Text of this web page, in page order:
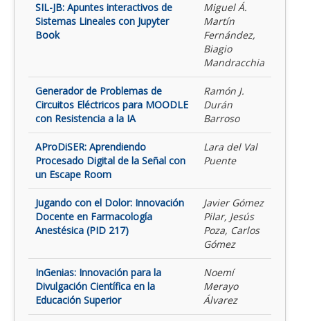
SIL-JB: Apuntes interactivos de
Sistemas Lineales con Jupyter
Book
Miguel Á.
Martín
Fernández,
Biagio
Mandracchia
Generador de Problemas de
Circuitos Eléctricos para MOODLE
con Resistencia a la IA
Ramón J.
Durán
Barroso
AProDiSER: Aprendiendo
Procesado Digital de la Señal con
un Escape Room
Lara del Val
Puente
Jugando con el Dolor: Innovación
Docente en Farmacología
Anestésica (PID 217)
Javier Gómez
Pilar, Jesús
Poza, Carlos
Gómez
InGenias: Innovación para la
Divulgación Científica en la
Educación Superior
Noemí
Merayo
Álvarez